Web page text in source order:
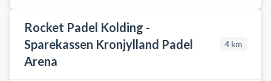
Rocket Padel Kolding -
Sparekassen Kronjylland Padel
Arena
4 km